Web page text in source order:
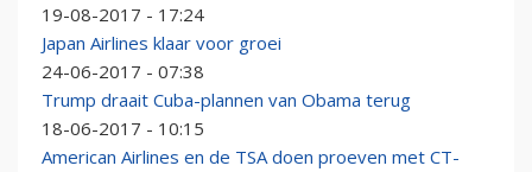
19-08-2017 - 17:24
Japan Airlines klaar voor groei
24-06-2017 - 07:38
Trump draait Cuba-plannen van Obama terug
18-06-2017 - 10:15
American Airlines en de TSA doen proeven met CT-